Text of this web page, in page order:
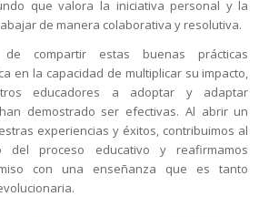
que valora la iniciativa personal y la
de manera colaborativa y resolutiva.
de compartir estas buenas prácticas
en la capacidad de multiplicar su impacto,
educadores a adoptar y adaptar
demostrado ser efectivas. Al abrir un
experiencias y éxitos, contribuimos al
del proceso educativo y reafirmamos
con una enseñanza que es tanto